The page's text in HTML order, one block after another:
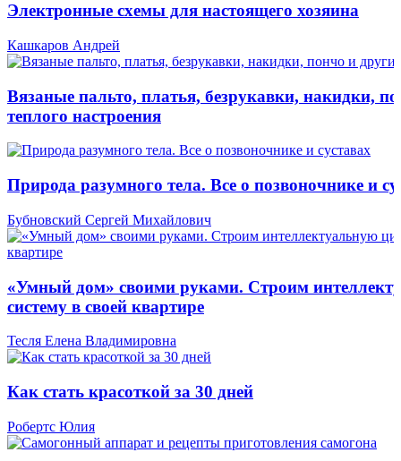
Электронные схемы для настоящего хозяина
Кашкаров Андрей
Вязаные пальто, платья, безрукавки, накидки,
теплого настроения
Природа разумного тела. Все о позвоночнике и
Бубновский Сергей Михайлович
«Умный дом» своими руками. Строим
систему в своей квартире
Тесля Елена Владимировна
Как стать красоткой за 30 дней
Робертс Юлия